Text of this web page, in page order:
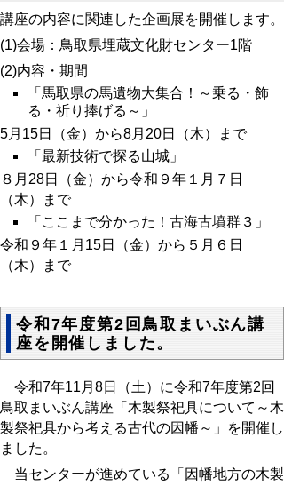
講座の内容に関連した企画展を開催します。
(1)会場：鳥取県埋蔵文化財センター1階
(2)内容・期間
「馬取県の馬遺物大集合！～乗る・飾
る・祈り捧げる～」
5月15日（金）から8月20日（木）まで
「最新技術で探る山城」
８月28日（金）から令和９年 １月７日
（木）まで
「ここまで分かった！古海古墳群３」
令和９年１月15日（金）から５月６日
（木）まで
令和7年度第2回鳥取まいぶん講
座を開催しました。
令和7年11 月 8日（土）に令和7年度第2回
鳥取まいぶん講座「木製祭祀具について～木
製祭祀具から考える古代の因幡～」を開催し
ました。
当センターが進めている「因幡地方の木製